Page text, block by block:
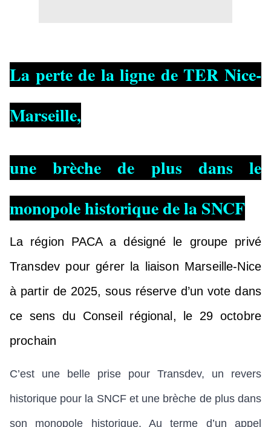
La perte de la ligne de TER Nice-
Marseille,
une brèche de plus dans le
monopole historique de laSNCF
La région PACA a désigné le groupe privé
Transdev pour gérer la liaison Marseille-Nice
à partir de 2025, sous réserve d’un vote dans
ce sens du Conseil régional, le 29 octobre
prochain
C’est une belle prise pour Transdev, un revers
historique pour la SNCF et une brèche de plus dans
son monopole historique. Au terme d’un appel